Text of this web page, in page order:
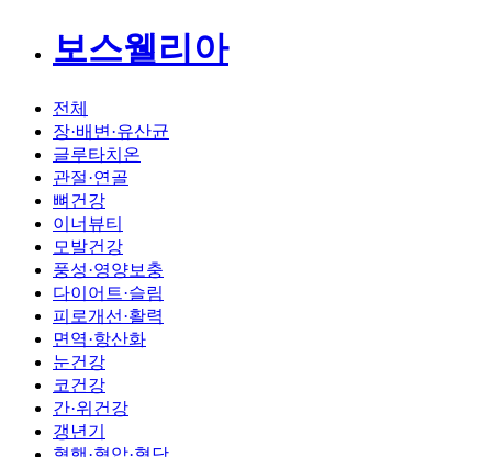
보스웰리아
전체
장·배변·유산균
글루타치온
관절·연골
뼈건강
이너뷰티
모발건강
풍성·영양보충
다이어트·슬림
피로개선·활력
면역·항산화
눈건강
코건강
간·위건강
갱년기